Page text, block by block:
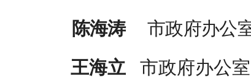
陈海涛
市政府办公
王海立
市政府办公